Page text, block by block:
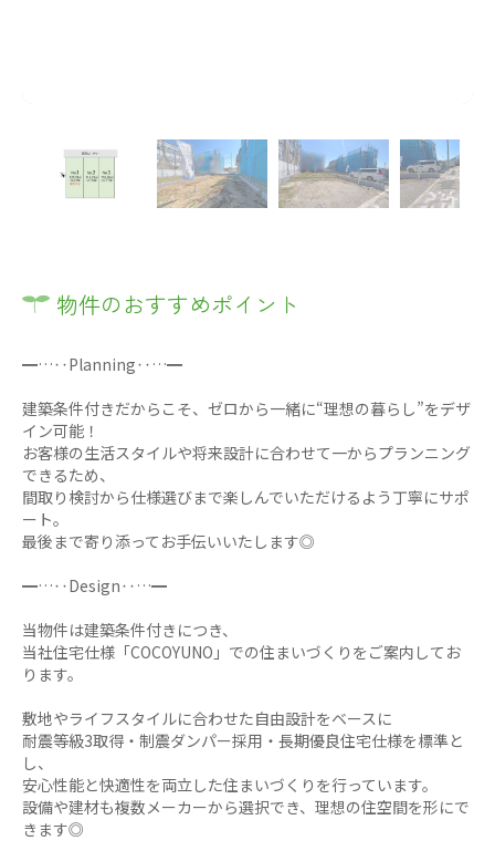
物件のおすすめポイント
━…‥Planning‥…━
建築条件付きだからこそ、ゼロから一緒に“理想の暮らし”をデザ
イン可能！
お客様の生活スタイルや将来設計に合わせて一からプランニング
できるため、
間取り検討から仕様選びまで楽しんでいただけるよう丁寧にサポ
ート。
最後まで寄り添ってお手伝いいたします◎
━…‥Design‥…━
当物件は建築条件付きにつき、
当社住宅仕様「COCOYUNO」での住まいづくりをご案内してお
ります。
敷地やライフスタイルに合わせた自由設計をベースに
耐震等級3取得・制震ダンパー採用・長期優良住宅仕様を標準と
し、
安心性能と快適性を両立した住まいづくりを行っています。
設備や建材も複数メーカーから選択でき、理想の住空間を形にで
きます◎